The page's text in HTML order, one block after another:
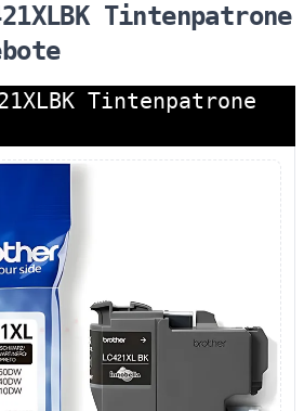
Tintenpatrone
Tintenpatrone